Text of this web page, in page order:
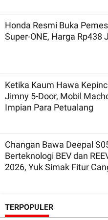
Honda Resmi Buka
Super-ONE, Harga Rp438
Ketika Kaum Hawa
Jimny 5-Door, Mobil
Impian Para Petualang
Changan Bawa Deepal
Berteknologi BEV dan
2026, Yuk Simak Fitur
TERPOPULER